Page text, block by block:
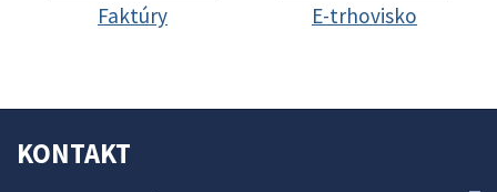
Faktúry E-trhovisko
KONTAKT